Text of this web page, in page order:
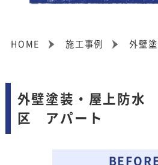
HOME 施工事例 外壁
外壁塗装・屋上防
区 アパート